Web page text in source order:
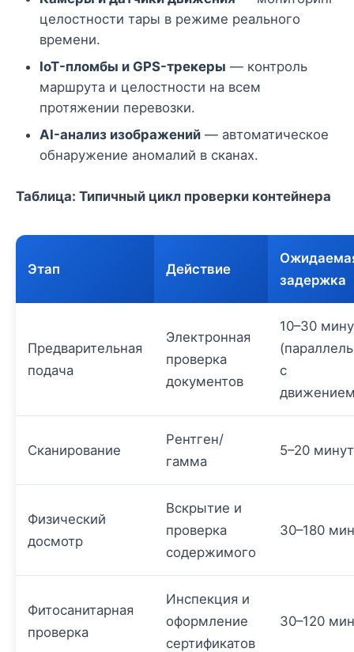
целостности тары в режиме реального
времени.
IoT-пломбы и GPS-трекеры — контроль
маршрута и целостности на всем
протяжении перевозки.
AI-анализ изображений — автоматическое
обнаружение аномалий в сканах.
Таблица: Типичный цикл проверки контейнера
Этап Действие
задержка
Предварительная
подача
Электронная
проверка
документов
10–30
с
Сканирование
Рентген/
гамма
5–20 минут
Физический
досмотр
Вскрытие и
проверка
содержимого
30–180
Фитосанитарная
проверка
Инспекция и
оформление
сертификатов
30–120